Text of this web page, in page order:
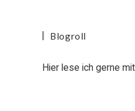
Blogroll
Hier lese ich gerne